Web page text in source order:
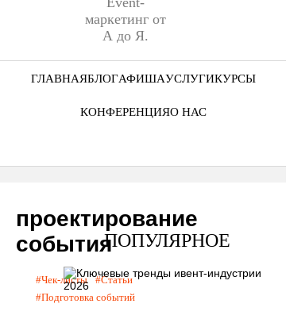
маркетинг от
А до Я.
ГЛАВНАЯБЛОГ
Ниша
Формат
АФИШАУСЛУГИКУРСЫ
КОНФЕРЕНЦИЯО НАС
Портфолио
проектирование
события
Чек-листы
Статьи
Подготовка событий
ПОПУЛЯРНОЕ